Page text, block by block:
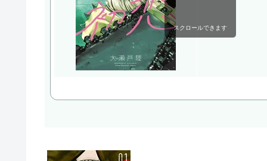
スクロールできます